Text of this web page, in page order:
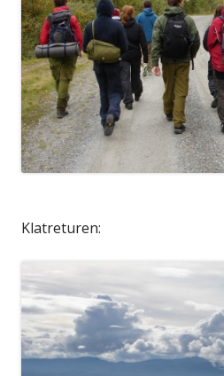
Klatreturen: